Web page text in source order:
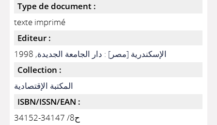
Type de document :
texte imprimé
Editeur :
الإسكندرية [مصر] : دار الجامعة الجديدة, 1998
Collection :
المكتبة الإقتصادية
ISBN/ISSN/EAN :
ح8/ 34147-34152